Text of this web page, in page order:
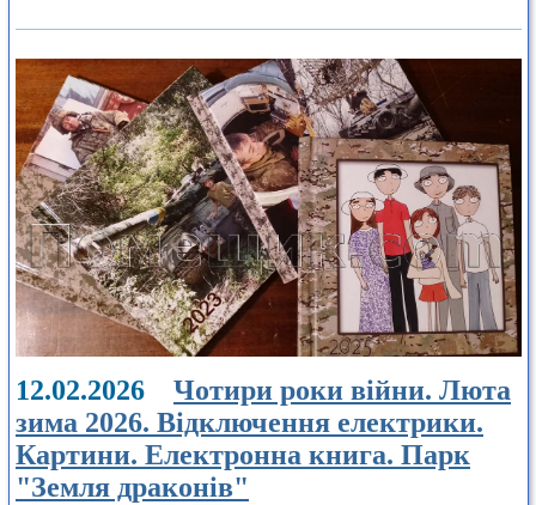
12.02.2026 Чотири роки війни. Люта
зима 2026. Відключення електрики.
Картини. Електронна книга. Парк
"Земля драконів"